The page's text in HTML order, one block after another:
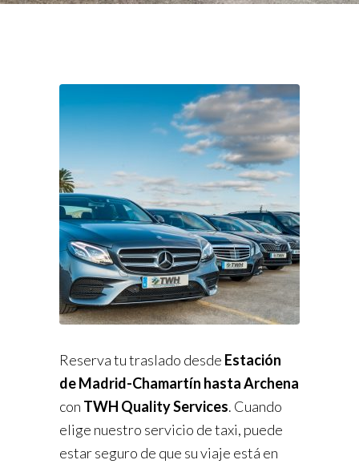
Reserva tu traslado desde Estación
de Madrid-Chamartín hasta Archena
con TWH Quality Services. Cuando
elige nuestro servicio de taxi, puede
estar seguro de que su viaje está en